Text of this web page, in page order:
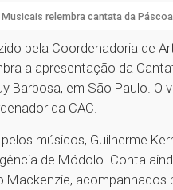
relembra cantata da Páscoa
pela Coordenadoria de
a apresentação da
Barbosa, em São Paulo. O
da CAC.
músicos, Guilherme
de Módolo. Conta
acompanhados